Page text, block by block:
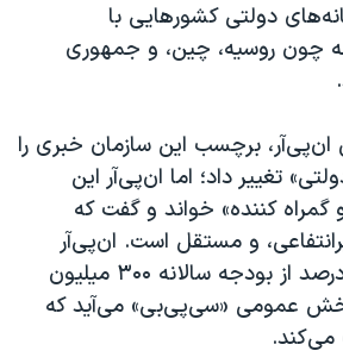
«سی‌پک»
چین
دولتی کشورهایی با
چون روسیه، چین، و جمهوری
ان‌پی‌آر، برچسب این سازمان خبری را
تغییر داد؛ اما ان‌پی‌آر این
کننده» خواند و گفت که
و مستقل است. ان‌پی‌آر
از بودجه سالانه ۳۰۰
میلیون
عمومی «سی‌پی‌بی» می‌آید که
می‌کند.